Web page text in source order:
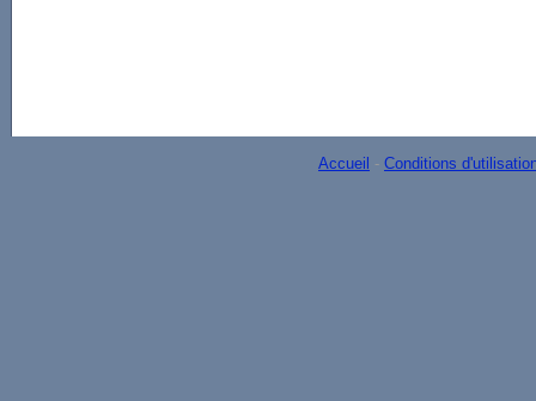
Accueil - Conditions